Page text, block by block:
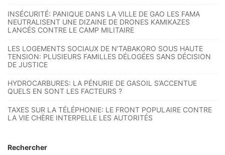
INSÉCURITÉ: PANIQUE DANS LA VILLE DE GAO LES FAMA
NEUTRALISENT UNE DIZAINE DE DRONES KAMIKAZES
LANCÉS CONTRE LE CAMP MILITAIRE
LES LOGEMENTS SOCIAUX DE N’TABAKORO SOUS HAUTE
TENSION: PLUSIEURS FAMILLES DÉLOGÉES SANS DÉCISION
DE JUSTICE
HYDROCARBURES: LA PÉNURIE DE GASOIL S’ACCENTUE
QUELS EN SONT LES FACTEURS ?
TAXES SUR LA TÉLÉPHONIE: LE FRONT POPULAIRE CONTRE
LA VIE CHÈRE INTERPELLE LES AUTORITÉS
Rechercher